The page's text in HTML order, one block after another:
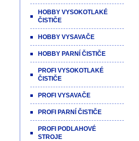
HOBBY VYSOKOTLAKÉ
ČISTIČE
HOBBY VYSAVAČE
HOBBY PARNÍ ČISTIČE
PROFI VYSOKOTLAKÉ
ČISTIČE
PROFI VYSAVAČE
PROFI PARNÍ ČISTIČE
PROFI PODLAHOVÉ
STROJE